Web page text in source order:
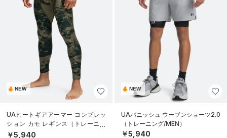
NEW
UAヒートギアアーマー コンプレッ
ション カモ レギンス（トレーニン
グ/MEN）
￥5,940
NEW
UAバニッシュ ウーブンショーツ2.0
（トレーニング/MEN）
￥5,940